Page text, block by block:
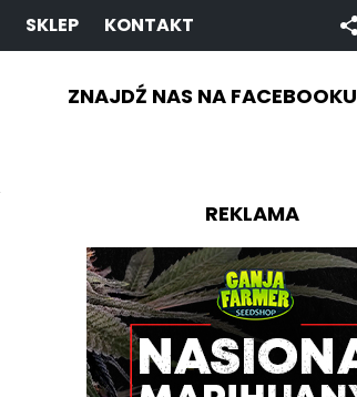
SKLEP KONTAKT
ZNAJDŹ NAS NA FACEBOOKU
REKLAMA